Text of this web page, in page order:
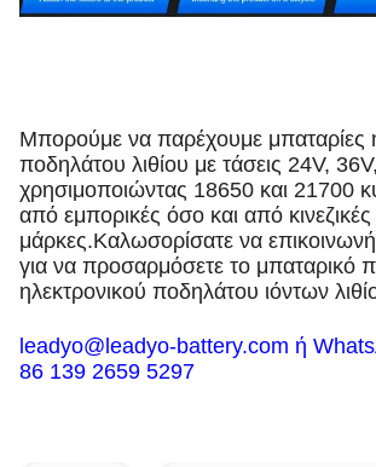
Μπορούμε να παρέχουμε μπαταρίες
ποδηλάτου λιθίου με τάσεις 24V,
χρησιμοποιώντας 18650 και 21700
από εμπορικές όσο και από κινεζικές
μάρκες.Καλωσορίσατε να
για να προσαρμόσετε το μπαταρικό
ηλεκτρονικού ποδηλάτου ιόντων
leadyo@leadyo-battery.com ή
86 139 2659 5297